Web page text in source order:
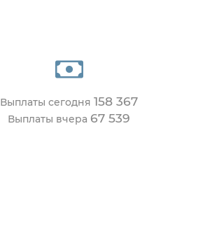
Выплаты сегодня 158 367
Выплаты вчера 67 539